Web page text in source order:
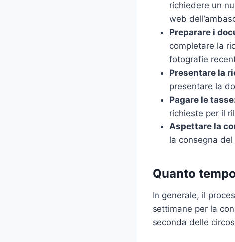
richiedere un
web
Preparare i
completare la
fotografie
Presentare la
presentare la
Pagare le tasse:
richieste per il
Aspettare la
la consegna
Quanto
In generale, il
settimane per la
seconda delle